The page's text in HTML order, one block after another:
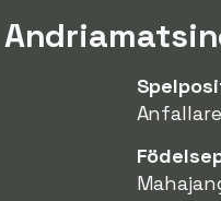
Anfallare